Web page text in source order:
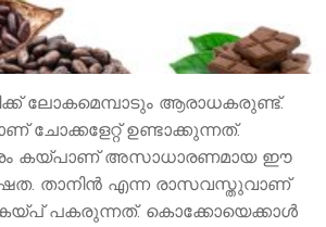
ലോകമെമ്പാടും ആരാധകരുണ്ട്.
ചോക്കളേറ്റ് ഉണ്ടാക്കുന്നത്.
കയ്പാണ് അസാധാരണമായ ഈ
താനിന്‍ എന്ന രാസവസ്തുവാണ്
പകരുന്നത്. കൊക്കോയെക്കാള്‍